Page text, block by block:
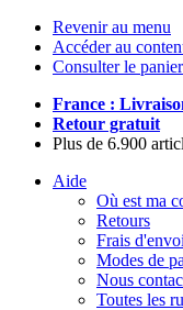
Revenir au menu
Accéder au
Consulter le panier
France :
Retour gratuit
Plus de 6.900
Aide
Où est ma
Retours
Frais d'envoi
Modes de
Nous
Toutes les